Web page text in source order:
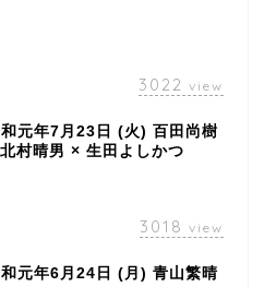
3022 view
元年7月23日 (火) 百田尚樹
村晴男 × 生田よしかつ
3018 view
元年6月24日 (月) 青山繁晴